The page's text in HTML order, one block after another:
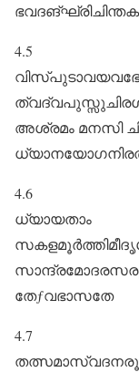
4.5
അശ്രമം മനസി
4.6
ധ്യായതാം
തേƒവഭാസതേ
4.7